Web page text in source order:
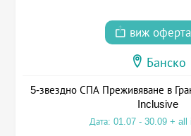
виж
Банско
5-звездно СПА Преживяване в
Inclusive
Дата: 01.07 - 30.09 + all